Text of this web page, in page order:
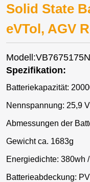
Solid State
eVTol, AGV
Spezifikation:
Batteriekapazität:
Nennspannung: 25,9 V
Abmessungen der
Gewicht ca. 1683g
Energiedichte: 380wh
Batterieabdeckung: